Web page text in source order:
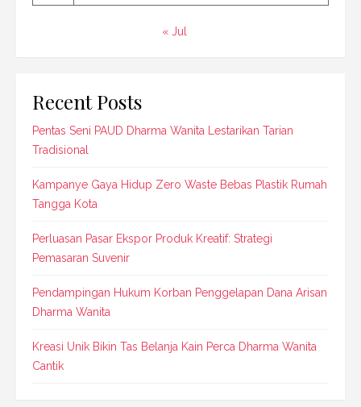
« Jul
Recent Posts
Pentas Seni PAUD Dharma Wanita Lestarikan Tarian
Tradisional
Kampanye Gaya Hidup Zero Waste Bebas Plastik Rumah
Tangga Kota
Perluasan Pasar Ekspor Produk Kreatif: Strategi
Pemasaran Suvenir
Pendampingan Hukum Korban Penggelapan Dana Arisan
Dharma Wanita
Kreasi Unik Bikin Tas Belanja Kain Perca Dharma Wanita
Cantik